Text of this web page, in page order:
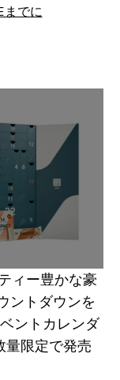
までに
ィー豊かな豪
ントダウンを
ントカレンダ
量限定で発売